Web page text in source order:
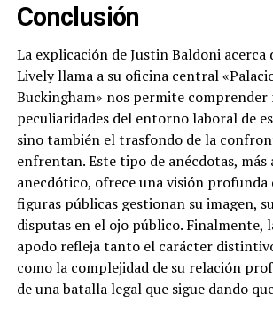
Conclusión
La explicación de Justin Baldoni acerca
Lively llama a su oficina central
Buckingham» nos permite comprender
peculiaridades del entorno laboral de
sino también el trasfondo de la
enfrentan. Este tipo de anécdotas, más
anecdótico, ofrece una visión profunda
figuras públicas gestionan su imagen,
disputas en el ojo público. Finalmente,
apodo refleja tanto el carácter
como la complejidad de su relación
de una batalla legal que sigue dando